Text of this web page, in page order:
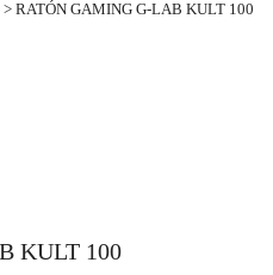
> RATÓN GAMING G-LAB KULT 100
KULT 100